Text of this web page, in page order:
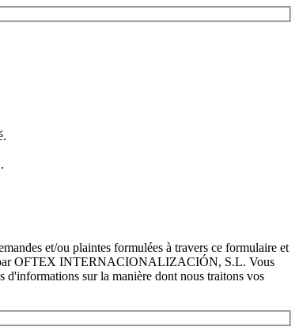
et/ou plaintes formulées à travers ce formulaire et
par OFTEX INTERNACIONALIZACIÓN, S.L. Vous
d'informations sur la manière dont nous traitons vos